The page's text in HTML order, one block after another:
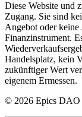
Diese Website und
Zugang. Sie sind
Angebot oder
Finanzinstrument.
Handelsplatz, kein
zukünftiger Wert
eigenem Ermessen.
© 2026 Epics DAO